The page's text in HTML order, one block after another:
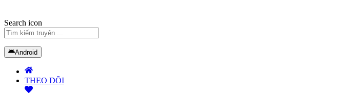
Search icon
Android
THEO DÕI